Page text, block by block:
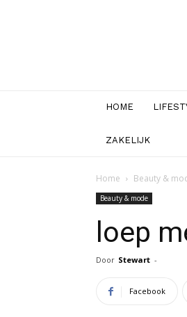
HOME
ZAKELIJK
Home Beauty &
Beauty & mode
loep
Door Stewart -
Facebook